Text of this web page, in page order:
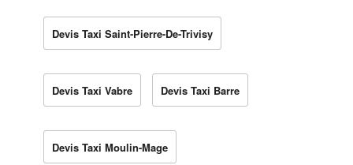
Devis Taxi Saint-Pierre-De-Trivisy
Devis Taxi Vabre Devis Taxi Barre
Devis Taxi Moulin-Mage